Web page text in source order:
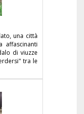
una città
affascinanti
di viuzze
tra le